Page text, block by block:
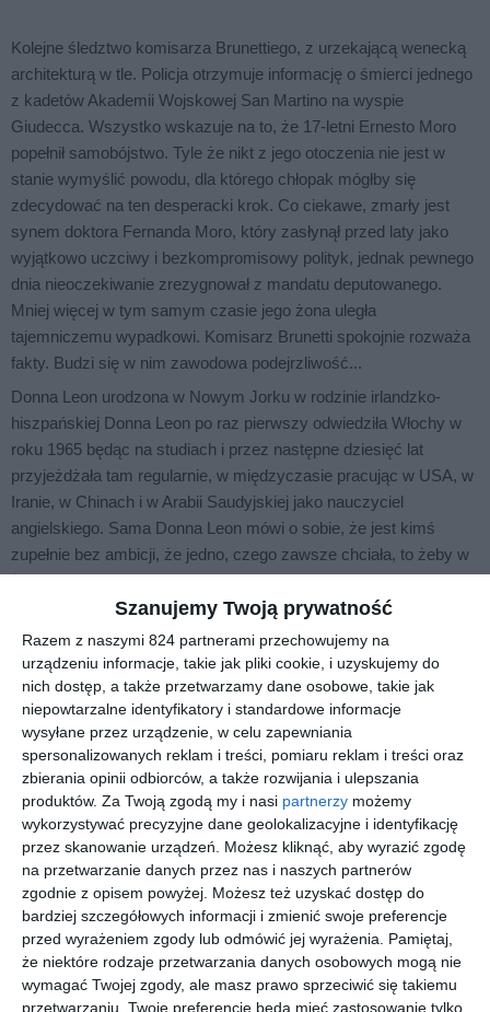
Szanujemy Twoją prywatność
Razem z naszymi 824 partnerami przechowujemy na
urządzeniu informacje, takie jak pliki cookie, i uzyskujemy do
nich dostęp, a także przetwarzamy dane osobowe, takie jak
niepowtarzalne identyfikatory i standardowe informacje
wysyłane przez urządzenie, w celu zapewniania
spersonalizowanych reklam i treści, pomiaru reklam i treści oraz
zbierania opinii odbiorców, a także rozwijania i ulepszania
produktów. Za Twoją zgodą my i nasi partnerzy możemy
wykorzystywać precyzyjne dane geolokalizacyjne i identyfikację
przez skanowanie urządzeń. Możesz kliknąć, aby wyrazić zgodę
na przetwarzanie danych przez nas i naszych partnerów
zgodnie z opisem powyżej. Możesz też uzyskać dostęp do
bardziej szczegółowych informacji i zmienić swoje preferencje
przed wyrażeniem zgody lub odmówić jej wyrażenia. Pamiętaj,
że niektóre rodzaje przetwarzania danych osobowych mogą nie
wymagać Twojej zgody, ale masz prawo sprzeciwić się takiemu
przetwarzaniu. Twoje preferencje będą mieć zastosowanie tylko
Kolejne śledztwo komisarza Brunettiego, z urzekającą wenecką
architekturą w tle. Policja otrzymuje informację o śmierci jednego
z kadetów Akademii Wojskowej San Martino na wyspie
Giudecca. Wszystko wskazuje na to, że 17-letni Ernesto Moro
popełnił samobójstwo. Tyle że nikt z jego otoczenia nie jest w
stanie wymyślić powodu, dla którego chłopak mógłby się
zdecydować na ten desperacki krok. Co ciekawe, zmarły jest
synem doktora Fernanda Moro, który zasłynął przed laty jako
wyjątkowo uczciwy i bezkompromisowy polityk, jednak pewnego
dnia nieoczekiwanie zrezygnował z mandatu deputowanego.
Mniej więcej w tym samym czasie jego żona uległa
tajemniczemu wypadkowi. Komisarz Brunetti spokojnie rozważa
fakty. Budzi się w nim zawodowa podejrzliwość...
Donna Leon urodzona w Nowym Jorku w rodzinie irlandzko-
hiszpańskiej Donna Leon po raz pierwszy odwiedziła Włochy w
roku 1965 będąc na studiach i przez następne dziesięć lat
przyjeżdżała tam regularnie, w międzyczasie pracując w USA, w
Iranie, w Chinach i w Arabii Saudyjskiej jako nauczyciel
angielskiego. Sama Donna Leon mówi o sobie, że jest kimś
zupełnie bez ambicji, że jedno, czego zawsze chciała, to żeby w
życiu było zabawnie i miło. Przez ponad 15 lat, jak mówi, nigdy
nie mieszkała na tym samym kontynencie, ale dziewięć miesięcy
spędzone w Arabii Saudyjskiej było dla niej tak strasznym
doświadczeniem, że postanowiła przestać podróżować i osiedlić
się w Wenecji. Załatwiła sobie pracę na uniwersytecie
marylandzkim, który współpracował z amerykańskimi bazami
wojskowymi w Veneto (Wenecja Euganejska) co pozwoliło jej
mieszkać tam, żyć jak Włoszka, a pracować jak Angielka, czyli
wykorzystując znajomość języka ojczystego.
Przypadek sprawił, że napisawszy książkę, która przeleżała
półtora roku w szufladzie, wysłała ją na konkurs do Japonii i
zdobyła pierwszą nagrodę, co pociągnęło za sobą podpisanie
kontraktu na następne dwie i w ten sposób w roku 1992 narodziła
się seria piętnastu do tej pory powieści, których bohaterem jest
komisarz Guido Brunetti.
Donna Leon lubi inteligencję, hojność, Jane Austen, psy, kantaty